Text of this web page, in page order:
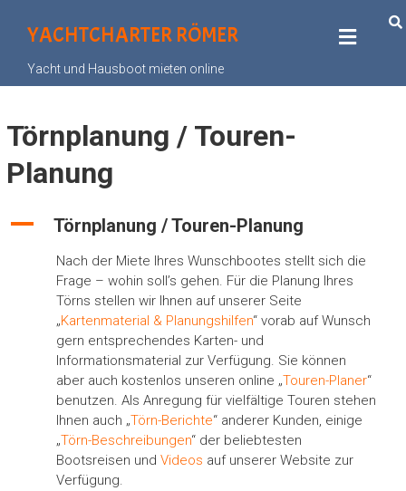
YACHTCHARTER RÖMER
Yacht und Hausboot mieten online
Törnplanung / Touren-
Planung
A Törnplanung / Touren-Planung
Nach der Miete Ihres Wunschbootes stellt sich die
Frage – wohin soll’s gehen. Für die Planung Ihres
Törns stellen wir Ihnen auf unserer Seite
„Kartenmaterial & Planungshilfen“ vorab auf Wunsch
gern entsprechendes Karten- und
Informationsmaterial zur Verfügung. Sie können
aber auch kostenlos unseren online „Touren-Planer“
benutzen. Als Anregung für vielfältige Touren stehen
Ihnen auch „Törn-Berichte“ anderer Kunden, einige
„Törn-Beschreibungen“ der beliebtesten
Bootsreisen und Videos auf unserer Website zur
Verfügung.